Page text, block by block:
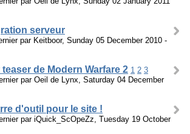
serveur
par Keitboor, Sunday 05 December 2010 -
de Modern Warfare 2 1 2 3
par Oeil de Lynx, Saturday 04 December
d'outil pour le site !
par iQuick_ScOpeZz, Tuesday 19 October